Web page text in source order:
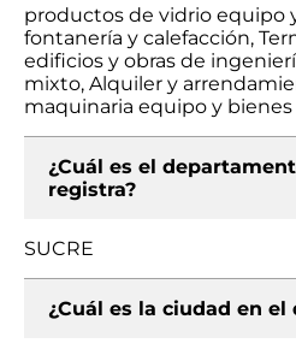
productos de vidrio equipo
fontanería y calefacción,
edificios y obras de
mixto, Alquiler y
maquinaria equipo y
¿Cuál es el
registra?
SUCRE
¿Cuál es la ciudad en el